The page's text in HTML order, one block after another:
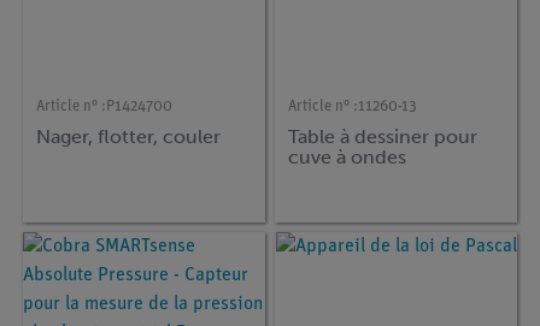
Article n° : P1424700
Nager, flotter, couler
Article n° :11260-13
Table à dessiner pour
cuve à ondes